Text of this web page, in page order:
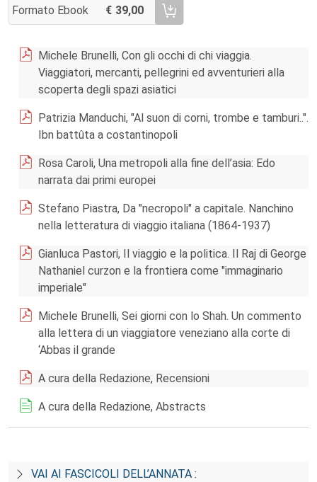
Formato Ebook 39,00
AGGIUNGI AL CARRELLO FASCICOLO 146/2015
Michele Brunelli, Con gli occhi di chi viaggia.
Viaggiatori, mercanti, pellegrini ed avventurieri alla
scoperta degli spazi asiatici
Patrizia Manduchi, "Al suon di corni, trombe e tamburi..".
Ibn battûta a costantinopoli
Rosa Caroli, Una metropoli alla fine dell’asia: Edo
narrata dai primi europei
Stefano Piastra, Da "necropoli" a capitale. Nanchino
nella letteratura di viaggio italiana (1864-1937)
Gianluca Pastori, Il viaggio e la politica. Il Raj di George
Nathaniel curzon e la frontiera come "immaginario
imperiale"
Michele Brunelli, Sei giorni con lo Shah. Un commento
alla lettera di un viaggiatore veneziano alla corte di
‘Abbas il grande
A cura della Redazione, Recensioni
A cura della Redazione, Abstracts
VAI AI FASCICOLI DELL’ANNATA :